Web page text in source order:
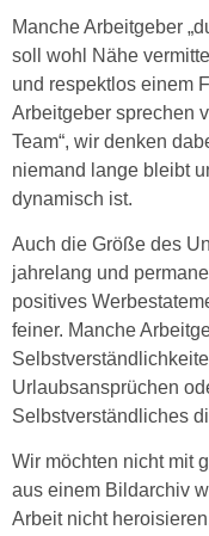
Manche Arbeitgeber
soll wohl Nähe
und respektlos einem
Arbeitgeber sprechen
Team“, wir denken
niemand lange bleibt
dynamisch ist.
Auch die Größe des
jahrelang und
positives
feiner. Manche
Urlaubsansprüchen
Selbstverständliches
Wir möchten nicht mit
aus einem Bildarchiv
Arbeit nicht